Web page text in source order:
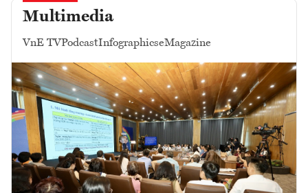
Multimedia
VnE TVPodcastInfographicseMagazine